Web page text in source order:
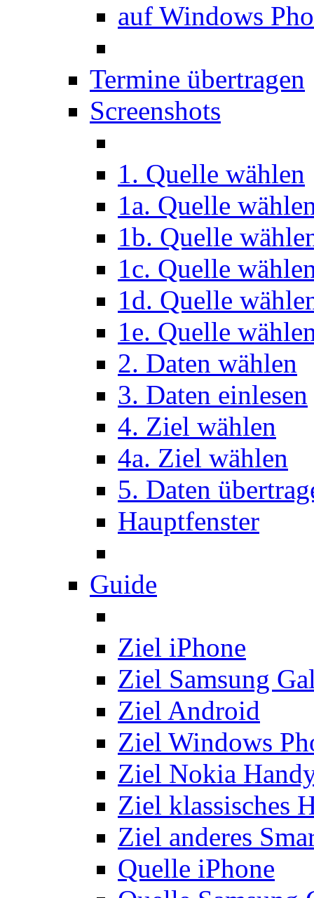
auf Windows
Termine übertragen
Screenshots
1. Quelle wählen
1a. Quelle
1b. Quelle
1c. Quelle
1d. Quelle
1e. Quelle
2. Daten wählen
3. Daten einlesen
4. Ziel wählen
4a. Ziel wählen
5. Daten
Hauptfenster
Guide
Ziel iPhone
Ziel Samsung
Ziel Android
Ziel Windows
Ziel Nokia
Ziel klassisches
Ziel anderes
Quelle iPhone